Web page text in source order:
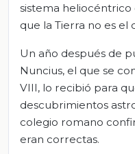
sistema
que la Tierra no es el
Un año después de
Nuncius, el que se
VIII, lo recibió para
descubrimientos
colegio romano
eran correctas.